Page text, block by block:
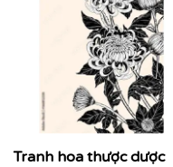
Tranh hoa thược dược